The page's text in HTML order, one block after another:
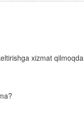
xizmat